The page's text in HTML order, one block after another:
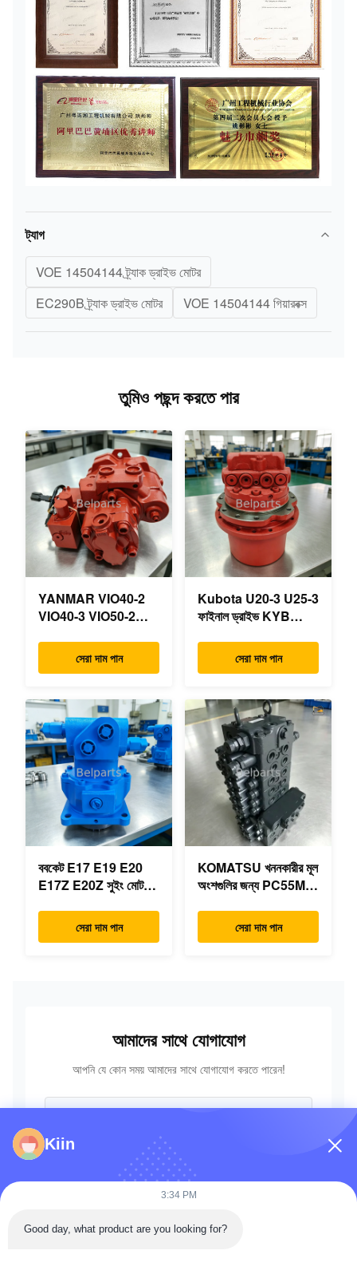
ট্যাগ
VOE 14504144 ট্র্যাক ড্রাইভ মোটর
EC290B ট্র্যাক ড্রাইভ মোটর
VOE 14504144 গিয়ারবক্স
তুমিও পছন্দ করতে পার
YANMAR VIO40-2
VIO40-3 VIO50-2
VIO55-3 প্রধান
হাইড্রোলিক পাম্প OEM
16023 B0600-16017
মিনি এক্সকাভেটর
সেরা দাম পান
Kubota U20-3 U25-3
ফাইনাল ড্রাইভ KYB
OEM ভ্রমণ মোটর
B0240-18076
RB559-61290
RC157-78000 মিনি
খননকারীর যন্ত্রাংশের জন্য
সেরা দাম পান
ববকেট E17 E19 E20
E17Z E20Z সুইং মোটর
7024419 মিনি
এক্সক্যাভারের জন্য
সেরা দাম পান
KOMATSU খননকারীর মূল
অংশগুলির জন্য PC55MR-
723-18-18200 723-
18-18201 723-18-
সেরা দাম পান
আমাদের সাথে যোগাযোগ
আপনি যে কোন সময় আমাদের সাথে যোগাযোগ করতে পারেন!
Kiin
3:34 PM
Good day, what product are you looking for?